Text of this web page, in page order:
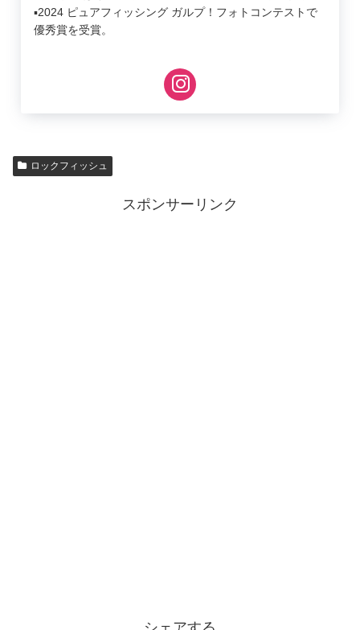
▪︎2024 ピュアフィッシング ガルプ！フォトコンテストで
優秀賞を受賞。
ロックフィッシュ
スポンサーリンク